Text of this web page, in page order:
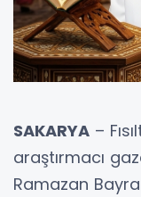
SAKARYA –
araştırmacı
Ramazan